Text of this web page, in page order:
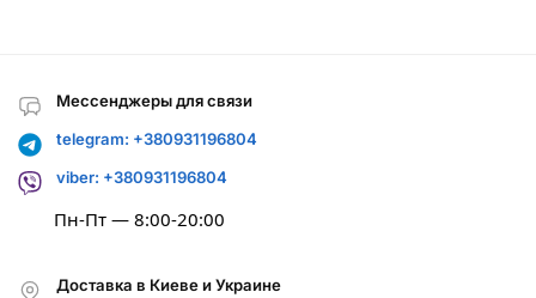
Мессенджеры для связи
telegram: +380931196804
viber: +380931196804
Пн-Пт — 8:00-20:00
Доставка в Киеве и Украине